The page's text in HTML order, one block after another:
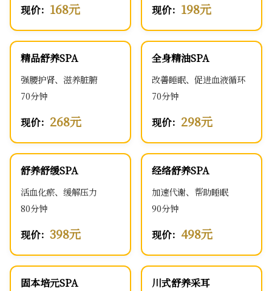
现价： 168元 现价： 198元
精品舒养SPA
强腰护肾、滋养脏腑
70分钟
现价： 268元
全身精油SPA
改善睡眠、促进血液循环
70分钟
现价： 298元
舒养舒缓SPA
活血化瘀、缓解压力
80分钟
现价： 398元
经络舒养SPA
加速代谢、帮助睡眠
90分钟
现价： 498元
固本培元SPA 川式舒养采耳